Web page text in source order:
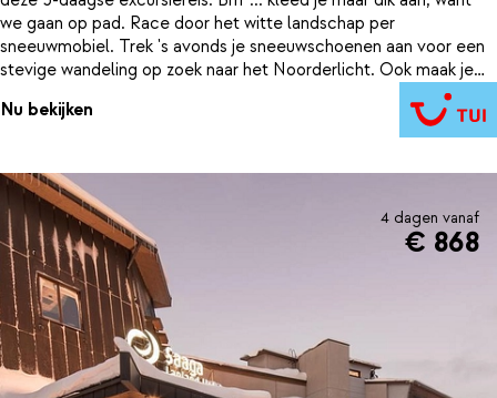
we gaan op pad. Race door het witte landschap per
sneeuwmobiel. Trek 's avonds je sneeuwschoenen aan voor een
stevige wandeling op zoek naar het Noorderlicht. Ook maak je
kennis met de harige vrienden in Lapland. Stap in een slee en laat
je voorttrekken door de enthousiaste husky's. Een volgeplande
shortbreak waarbij je alle unieke ervaringen van Lapland
Nu bekijken
4 dagen vanaf
€ 868